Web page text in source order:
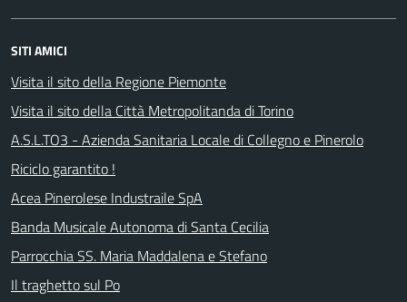
SITI AMICI
Visita il sito della Regione Piemonte
Visita il sito della Città Metropolitanda di Torino
A.S.L.TO3 - Azienda Sanitaria Locale di Collegno e Pinerolo
Riciclo garantito !
Acea Pinerolese Industraile SpA
Banda Musicale Autonoma di Santa Cecilia
Parrocchia SS. Maria Maddalena e Stefano
Il traghetto sul Po